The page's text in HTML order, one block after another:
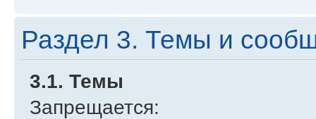
Раздел 3. Темы и
3.1. Темы
Запрещается: